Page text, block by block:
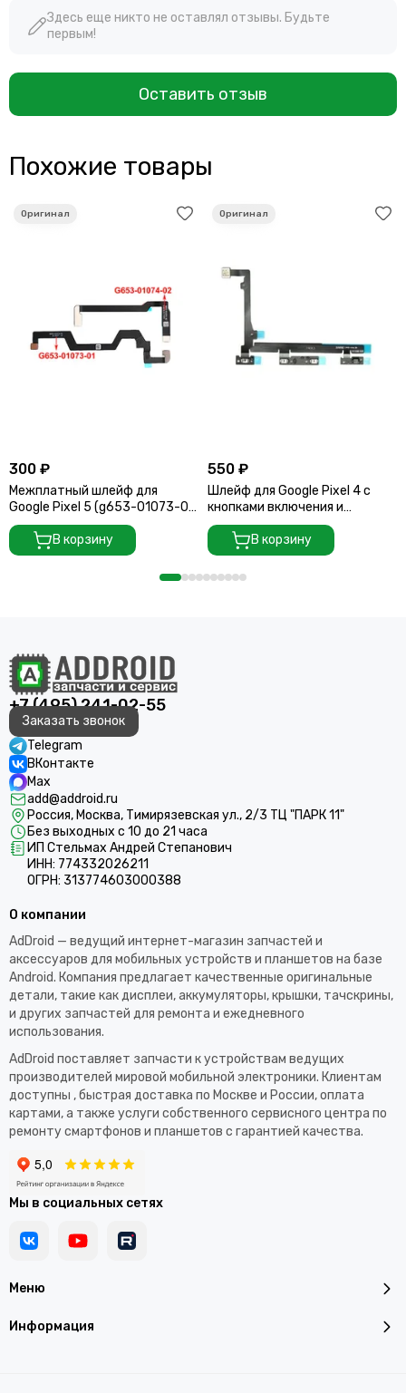
Здесь еще никто не оставлял отзывы. Будьте
первым!
Оставить отзыв
Похожие товары
300 ₽
Межплатный шлейф для
Google Pixel 5 (g653-01073-01
/ g653-01074-02)
В корзину
550 ₽
Шлейф для Google Pixel 4 с
кнопками включения и
регулировки громкости
В корзину
+7 (495) 241-02-55
Заказать звонок
Telegram
ВКонтакте
Max
add@addroid.ru
Россия, Москва, Тимирязевская ул., 2/3 ТЦ "ПАРК 11"
Без выходных с 10 до 21 часа
ИП Стельмах Андрей Степанович
ИНН: 774332026211
ОГРН: 313774603000388
Меню
Информация
О компании
AdDroid — ведущий интернет-магазин запчастей и
аксессуаров для мобильных устройств и планшетов на базе
Android. Компания предлагает качественные оригинальные
детали, такие как дисплеи, аккумуляторы, крышки, тачскрины,
и других запчастей для ремонта и ежедневного
использования.​
AdDroid поставляет запчасти к устройствам ведущих
производителей мировой мобильной электроники. Клиентам
доступны , быстрая доставка по Москве и России, оплата
картами, а также услуги собственного сервисного центра по
ремонту смартфонов и планшетов с гарантией качества.
Мы в социальных сетях